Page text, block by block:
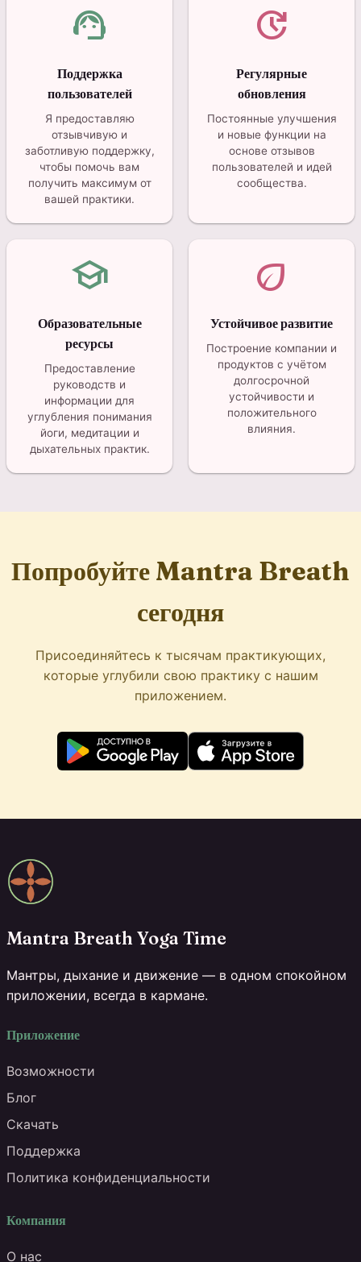
support_agent
Поддержка
пользователей
Я предоставляю
отзывчивую и
заботливую поддержку,
чтобы помочь вам
получить максимум от
вашей практики.
update
Регулярные
обновления
Постоянные улучшения
и новые функции на
основе отзывов
пользователей и идей
сообщества.
school
Образовательные
ресурсы
Предоставление
руководств и
информации для
углубления понимания
йоги, медитации и
дыхательных практик.
eco
Устойчивое развитие
Построение компании и
продуктов с учётом
долгосрочной
устойчивости и
положительного
влияния.
Попробуйте Mantra Breath
сегодня
Присоединяйтесь к тысячам практикующих,
которые углубили свою практику с нашим
приложением.
Mantra Breath Yoga Time
Мантры, дыхание и движение — в одном спокойном
приложении, всегда в кармане.
Приложение
Возможности
Блог
Скачать
Поддержка
Политика конфиденциальности
Компания
О нас